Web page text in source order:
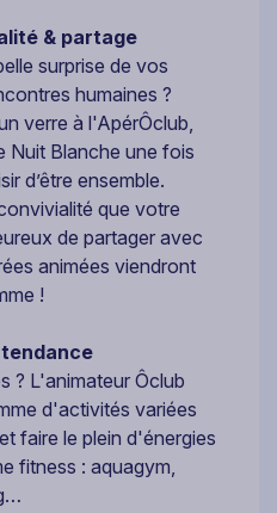
& partage
surprise de vos
humaines ?
verre à l'ApérÔclub,
Nuit Blanche une fois
d’être ensemble.
que votre
de partager avec
animées viendront
!
? L'animateur Ôclub
d'activités variées
faire le plein d'énergies
fitness : aquagym,